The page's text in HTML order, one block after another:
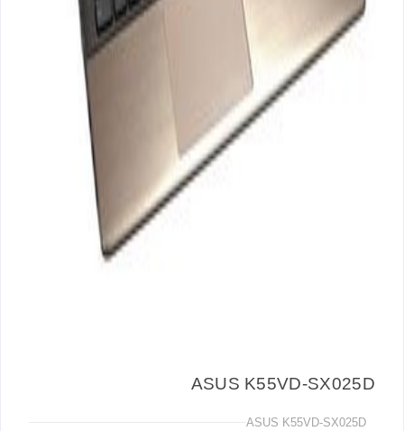
ASUS K55VD-SX025D
ASUS K55VD-SX025D